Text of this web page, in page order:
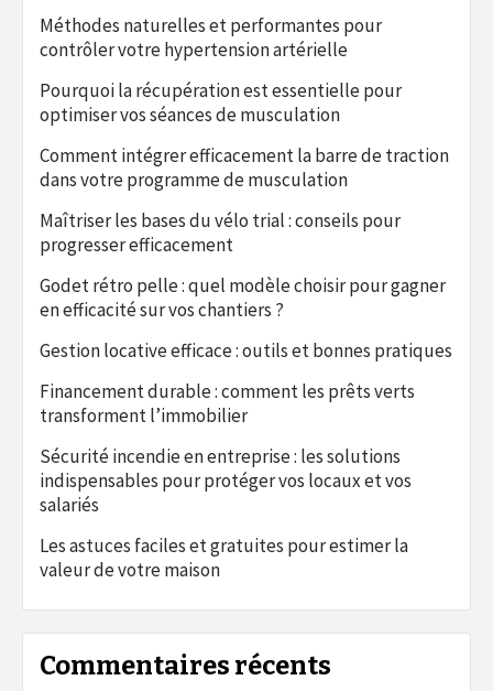
Méthodes naturelles et performantes pour
contrôler votre hypertension artérielle
Pourquoi la récupération est essentielle pour
optimiser vos séances de musculation
Comment intégrer efficacement la barre de traction
dans votre programme de musculation
Maîtriser les bases du vélo trial : conseils pour
progresser efficacement
Godet rétro pelle : quel modèle choisir pour gagner
en efficacité sur vos chantiers ?
Gestion locative efficace : outils et bonnes pratiques
Financement durable : comment les prêts verts
transforment l’immobilier
Sécurité incendie en entreprise : les solutions
indispensables pour protéger vos locaux et vos
salariés
Les astuces faciles et gratuites pour estimer la
valeur de votre maison
Commentaires récents